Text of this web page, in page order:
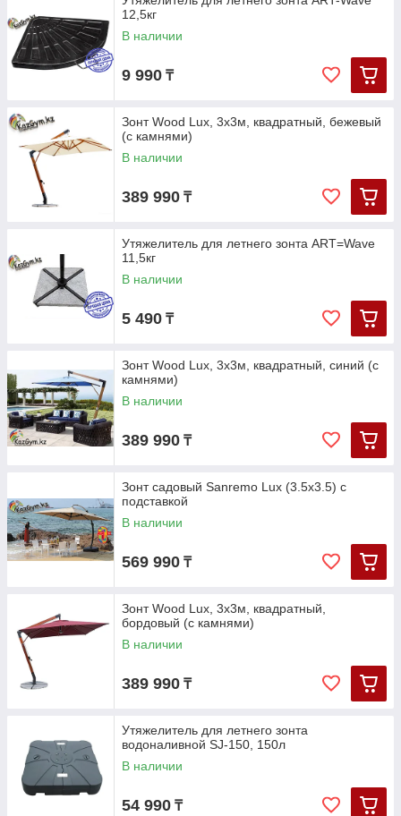
12,5кг
В наличии
9 990 ₸
Зонт Wood Lux, 3х3м, квадратный, бежевый
(с камнями)
В наличии
389 990 ₸
Утяжелитель для летнего зонта ART=Wave
11,5кг
В наличии
5 490 ₸
Зонт Wood Lux, 3х3м, квадратный, синий (с
камнями)
В наличии
389 990 ₸
Зонт садовый Sanremo Lux (3.5х3.5) с
подставкой
В наличии
569 990 ₸
Зонт Wood Lux, 3х3м, квадратный,
бордовый (с камнями)
В наличии
389 990 ₸
Утяжелитель для летнего зонта
водоналивной SJ-150, 150л
В наличии
54 990 ₸